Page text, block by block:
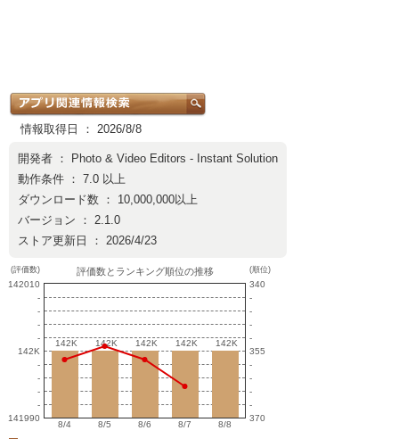
情報取得日 ： 2026/8/8
開発者 ：
Photo & Video Editors - Instant Solution
動作条件 ： 7.0 以上
ダウンロード数 ： 10,000,000以上
バージョン ： 2.1.0
ストア更新日 ： 2026/4/23
(評価数)
142010
-
-
-
-
142K
-
-
-
-
141990
評価数とランキング順位の推移
142K
142K 142K
142K 142K
142K 142K
142K 142K
142K
8/4 8/5 8/6 8/7 8/8
(順位)
340
-
-
-
-
355
-
-
-
-
370